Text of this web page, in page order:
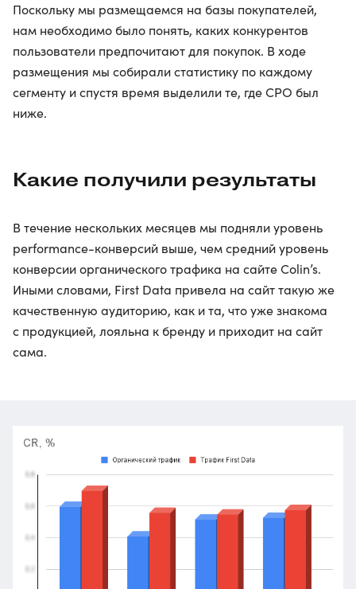
Поскольку мы размещаемся на базы покупателей,
нам необходимо было понять, каких конкурентов
пользователи предпочитают для покупок. В ходе
размещения мы собирали статистику по каждому
сегменту и спустя время выделили те, где CPO был
ниже.
Какие получили результаты
В течение нескольких месяцев мы подняли уровень
performance-конверсий выше, чем средний уровень
конверсии органического трафика на сайте Colin’s.
Иными словами, First Data привела на сайт такую же
качественную аудиторию, как и та, что уже знакома
с продукцией, лояльна к бренду и приходит на сайт
сама.